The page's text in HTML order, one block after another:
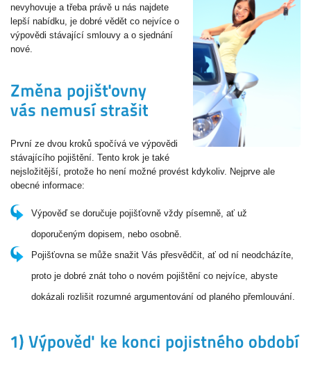
nevyhovuje a třeba právě u nás najdete
lepší nabídku, je dobré vědět co nejvíce o
výpovědi stávající smlouvy a o sjednání
nové.
První ze dvou kroků spočívá ve výpovědi
stávajícího pojištění. Tento krok je také
nejsložitější, protože ho není možné provést kdykoliv. Nejprve ale
obecné informace:
Výpověď se doručuje pojišťovně vždy písemně, ať už
doporučeným dopisem, nebo osobně.
Pojišťovna se může snažit Vás přesvědčit, ať od ní neodcházíte,
proto je dobré znát toho o novém pojištění co nejvíce, abyste
dokázali rozlišit rozumné argumentování od planého přemlouvání.